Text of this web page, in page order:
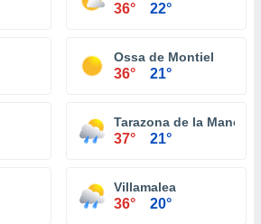
36° 22°
Ossa de Montiel
36° 21°
Tarazona de la Mancha
37° 21°
Villamalea
36° 20°